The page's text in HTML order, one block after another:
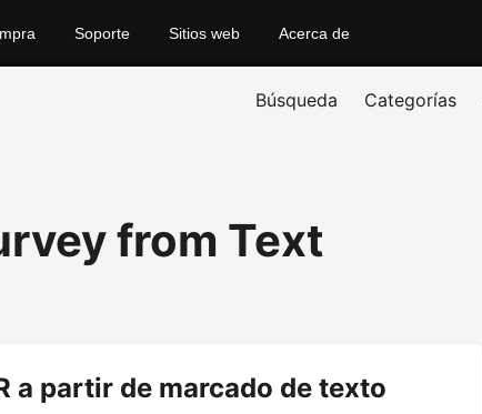
Soporte Sitios web Acerca de
Búsqueda Categorías
from Text
a partir de marcado de texto